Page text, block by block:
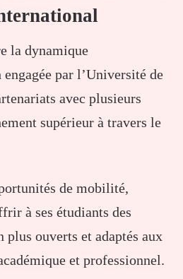
la dynamique
par l’Université de
avec plusieurs
supérieur à travers le
de mobilité,
à ses étudiants des
ouverts et adaptés aux
et professionnel.